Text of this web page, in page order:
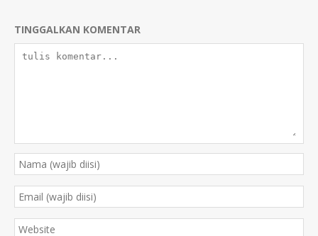
TINGGALKAN KOMENTAR